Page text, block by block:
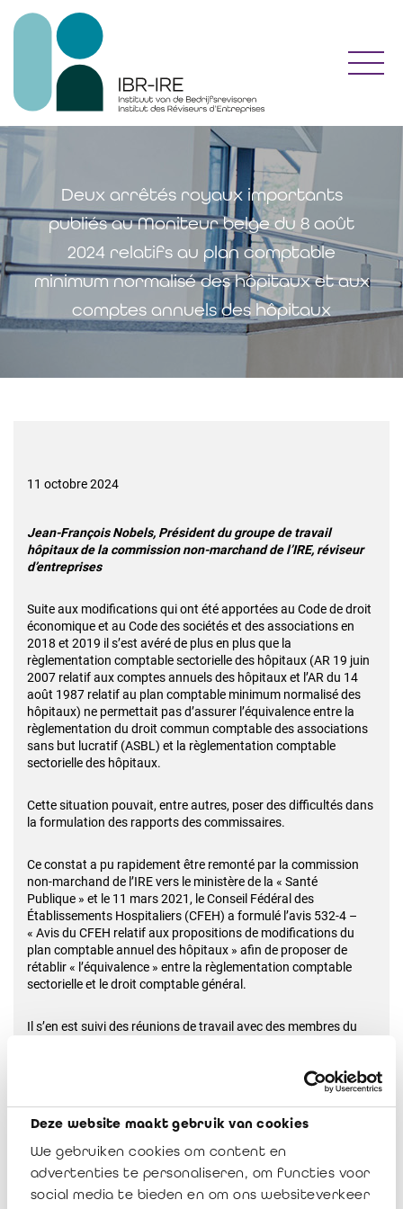
Deze website maakt gebruik van cookies
We gebruiken cookies om content en
advertenties te personaliseren, om functies voor
social media te bieden en om ons websiteverkeer
Deux arrêtés royaux importants
publiés au Moniteur belge du 8 août
2024 relatifs au plan comptable
minimum normalisé des hôpitaux et aux
comptes annuels des hôpitaux
11 octobre 2024
Jean-François Nobels, Président du groupe de travail
hôpitaux de la commission non-marchand de l’IRE, réviseur
d’entreprises
Suite aux modifications qui ont été apportées au Code de droit
économique et au Code des sociétés et des associations en
2018 et 2019 il s’est avéré de plus en plus que la
règlementation comptable sectorielle des hôpitaux (AR 19 juin
2007 relatif aux comptes annuels des hôpitaux et l’AR du 14
août 1987 relatif au plan comptable minimum normalisé des
hôpitaux) ne permettait pas d’assurer l’équivalence entre la
règlementation du droit commun comptable des associations
sans but lucratif (ASBL) et la règlementation comptable
sectorielle des hôpitaux.
Cette situation pouvait, entre autres, poser des difficultés dans
la formulation des rapports des commissaires.
Ce constat a pu rapidement être remonté par la commission
non-marchand de l’IRE vers le ministère de la « Santé
Publique » et le 11 mars 2021, le Conseil Fédéral des
Établissements Hospitaliers (CFEH) a formulé l’avis 532-4 –
« Avis du CFEH relatif aux propositions de modifications du
plan comptable annuel des hôpitaux » afin de proposer de
rétablir « l’équivalence » entre la règlementation comptable
sectorielle et le droit comptable général.
Il s’en est suivi des réunions de travail avec des membres du
Établissements Hospitaliers (CFEH) pour mener à bien la
relatif auxcomptes annuels des hôpitauxa été modifié par
l’arrêté royal du 9 juillet 2024et que l’arrêté royal du 14 août
1987 relatif au
plan comptable minimum normalisé